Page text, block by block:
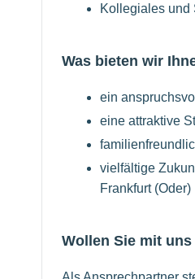
Kollegiales und
Was bieten wir
ein
eine attraktive
vielfältige
Frankfurt (Oder)
Wollen Sie mit